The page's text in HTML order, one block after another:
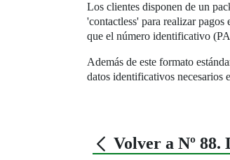
Los clientes disponen de un
'contactless' para realizar
que el número identificativo
Además de este formato
datos identificativos necesarios
Volver a Nº